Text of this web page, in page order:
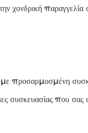
χονδρική παραγγελία
προσαρμοσμένη
συσκευασίας που σας